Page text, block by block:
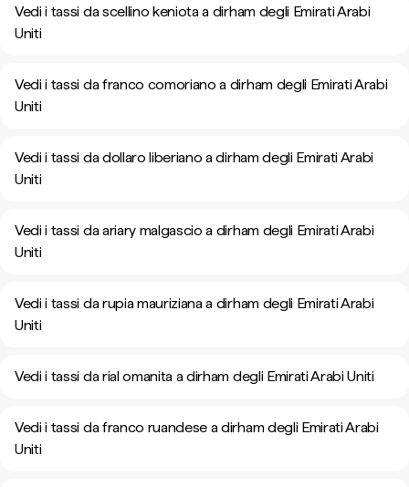
Vedi i tassi da scellino keniota a dirham degli Emirati Arabi
Uniti
Vedi i tassi da franco comoriano a dirham degli Emirati Arabi
Uniti
Vedi i tassi da dollaro liberiano a dirham degli Emirati Arabi
Uniti
Vedi i tassi da ariary malgascio a dirham degli Emirati Arabi
Uniti
Vedi i tassi da rupia mauriziana a dirham degli Emirati Arabi
Uniti
Vedi i tassi da rial omanita a dirham degli Emirati Arabi Uniti
Vedi i tassi da franco ruandese a dirham degli Emirati Arabi
Uniti